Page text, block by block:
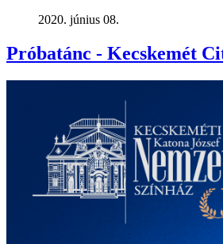
2020. június 08.
Próbatánc - Kecskemét